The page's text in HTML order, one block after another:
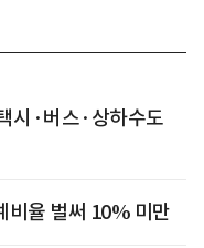
시·버스·상하수도
율 벌써 10% 미만